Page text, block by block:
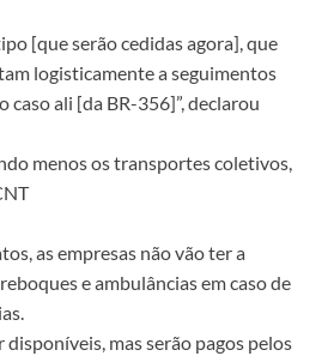
[que serão cedidas agora], que
logisticamente a seguimentos
caso ali [da BR-356]”, declarou
menos os transportes coletivos,
as empresas não vão ter a
e ambulâncias em caso de
disponíveis, mas serão pagos pelos